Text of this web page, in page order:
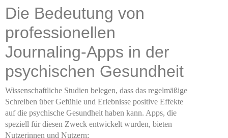
Die Bedeutung von
professionellen
Journaling-Apps in der
psychischen Gesundheit
Wissenschaftliche Studien belegen, dass das regelmäßige
Schreiben über Gefühle und Erlebnisse positive Effekte
auf die psychische Gesundheit haben kann. Apps, die
speziell für diesen Zweck entwickelt wurden, bieten
Nutzerinnen und Nutzern: